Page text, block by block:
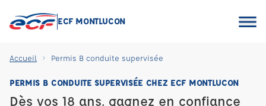
ECF MONTLUCON
Accueil Permis B conduite supervisée
PERMIS B CONDUITE SUPERVISÉE CHEZ ECF MONTLUCON
Dès vos 18 ans, gagnez en confiance